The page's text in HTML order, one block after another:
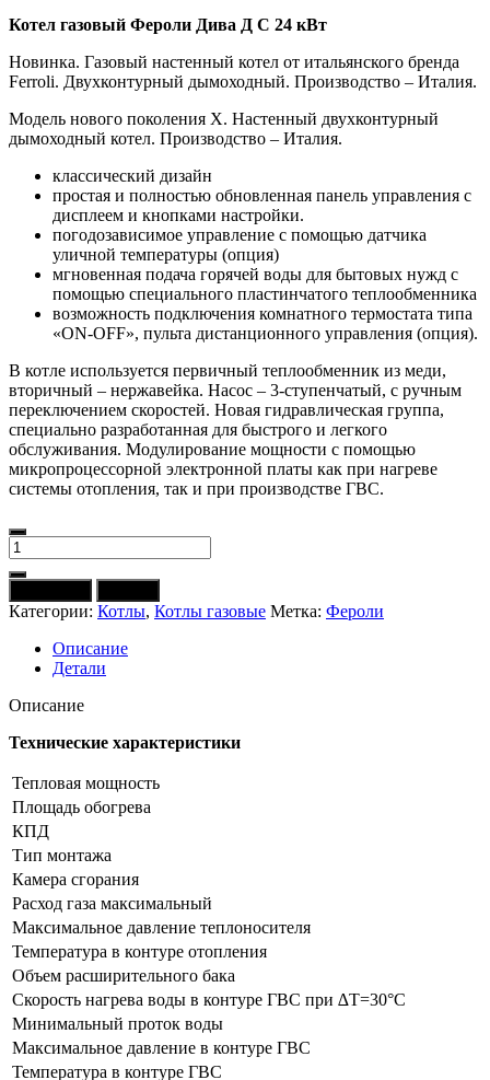
составляла
500 ₽.
57
Котел газовый Фероли Дива Д С 24 кВт
Новинка. Газовый настенный котел от итальянского бренда
Ferroli. Двухконтурный дымоходный. Производство – Италия.
Модель нового поколения X. Настенный двухконтурный
дымоходный котел. Производство – Италия.
классический дизайн
простая и полностью обновленная панель управления с
дисплеем и кнопками настройки.
погодозависимое управление с помощью датчика
уличной температуры (опция)
мгновенная подача горячей воды для бытовых нужд с
помощью специального пластинчатого теплообменника
возможность подключения комнатного термостата типа
«ON-OFF», пульта дистанционного управления (опция).
В котле используется первичный теплообменник из меди,
вторичный – нержавейка. Насос – 3-ступенчатый, с ручным
переключением скоростей. Новая гидравлическая группа,
специально разработанная для быстрого и легкого
обслуживания. Модулирование мощности с помощью
микропроцессорной электронной платы как при нагреве
системы отопления, так и при производстве ГВС.
Количество
товара
Котел
газовый
FERROLI
Diva
24
Италия)
Категории: Котлы, Котлы газовые Метка: Фероли
Описание
Детали
Описание
Технические характеристики
Тепловая мощность
Площадь обогрева
КПД
Тип монтажа
Камера сгорания
Расход газа максимальный
Максимальное давление теплоносителя
Температура в контуре отопления
Объем расширительного бака
Скорость нагрева воды в контуре ГВС при ∆Т=30°С
Минимальный проток воды
Максимальное давление в контуре ГВС
Температура в контуре ГВС